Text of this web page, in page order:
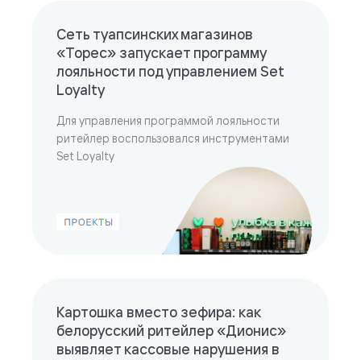
Сеть туапсинских магазинов
«Торес» запускает программу
лояльности под управлением Set
Loyalty
Для управления программой лояльности
ритейлер воспользовался инструментами
Set Loyalty
Картошка вместо зефира: как
белорусский ритейлер «Дионис»
выявляет кассовые нарушения в